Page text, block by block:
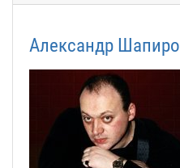
Александр Шапиро